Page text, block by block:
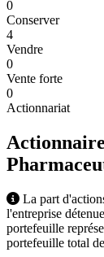
0
Conserver
4
Vendre
0
Vente forte
0
Actionnariat
La part
l'entreprise
portefeuille
portefeuille total